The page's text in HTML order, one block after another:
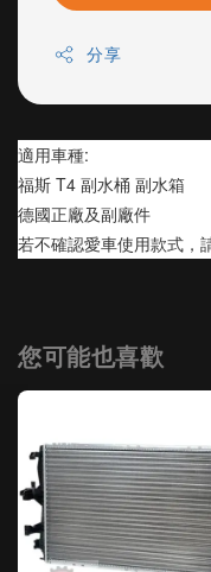
分享
適用車種:
福斯 T4 副水桶 副水箱
德國正廠及副廠件
若不確認愛車使用款式，
您可能也喜歡